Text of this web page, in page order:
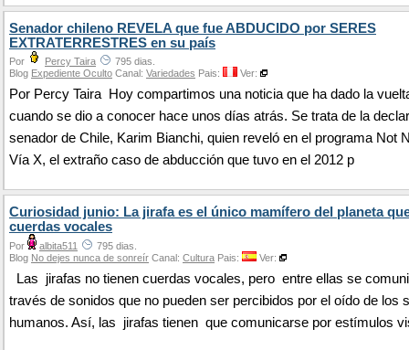
Senador chileno REVELA que fue ABDUCIDO por SERES
EXTRATERRESTRES en su país
Por Percy Taira
795 dias.
Blog Expediente Oculto Canal: Variedades Pais: Ver:
Por Percy Taira Hoy compartimos una noticia que ha dado la
cuando se dio a conocer hace unos días atrás. Se trata de la
senador de Chile, Karim Bianchi, quien reveló en el programa Not
Vía X, el extraño caso de abducción que tuvo en el 2012 p
Curiosidad junio: La jirafa es el único mamífero del planeta
cuerdas vocales
Por albita511
795 dias.
Blog No dejes nunca de sonreír Canal: Cultura Pais: Ver:
Las jirafas no tienen cuerdas vocales, pero entre ellas se
través de sonidos que no pueden ser percibidos por el oído de los
humanos. Así, las jirafas tienen que comunicarse por estímulos